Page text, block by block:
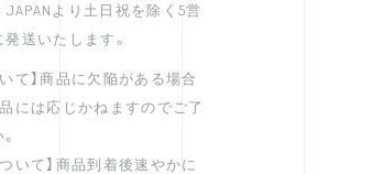
JAPANより土日祝を除く5営
送いたします。
いて】商品に欠陥がある場合
には応じかねますのでご了
ついて】商品到着後速やかに